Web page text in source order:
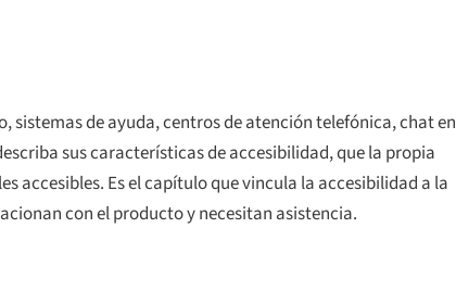
sistemas de ayuda, centros de atención telefónica, chat en
sus características de accesibilidad, que la propia
accesibles. Es el capítulo que vincula la accesibilidad a la
con el producto y necesitan asistencia.